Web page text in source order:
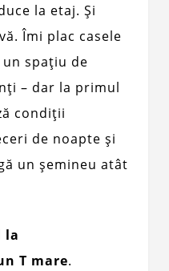
la etaj. Și
Îmi plac casele
un spațiu de
– dar la primul
condiții
de noapte și
un șemineu atât
la
T mare.